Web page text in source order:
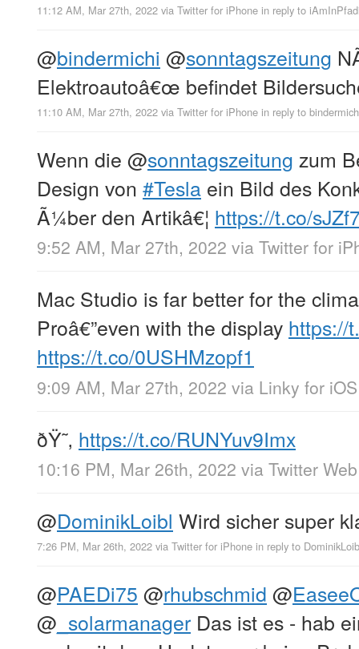
11:12 AM, Mar 27th, 2022 via Twitter for iPhone in reply to
@bindermichi @sonntagszeitung
Elektroautoâ€œ befindet
11:10 AM, Mar 27th, 2022 via Twitter for iPhone in reply to
Wenn die @sonntagszeitung zum
Design von #Tesla ein Bild des
Ã¼ber den Artikâ€¦ https://t.co/
9:52 AM, Mar 27th, 2022 via Twitter for
Mac Studio is far better for the
Proâ€”even with the display https://
https://t.co/0USHMzopf1
9:09 AM, Mar 27th, 2022 via Linky for iOS
ðŸ˜‚ https://t.co/RUNYuv9Imx
10:16 PM, Mar 26th, 2022 via Twitter
@DominikLoibl Wird sicher super
7:26 PM, Mar 26th, 2022 via Twitter for iPhone in reply to
@PAEDi75 @rhubschmid @
@ _solarmanager Das ist es - hab